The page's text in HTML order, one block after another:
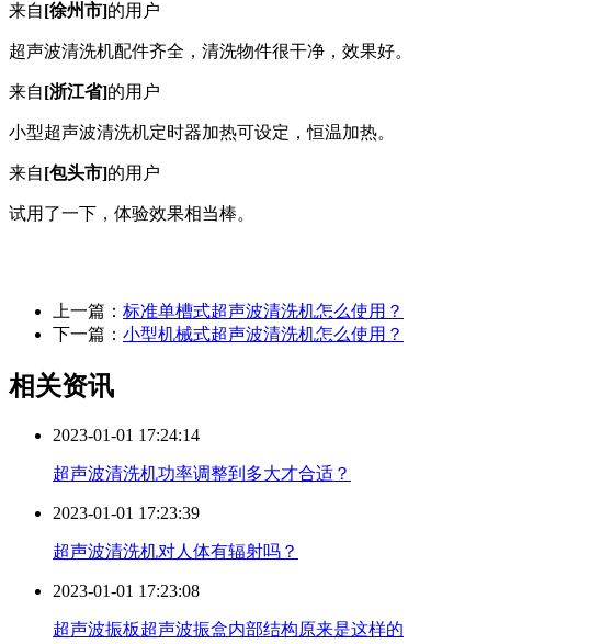
来自[徐州市]的用户
超声波清洗机配件齐全，清洗物件很干净，效果好。
来自[浙江省]的用户
小型超声波清洗机定时器加热可设定，恒温加热。
来自[包头市]的用户
试用了一下，体验效果相当棒。
上一篇： 标准单槽式超声波清洗机怎么使用？
下一篇： 小型机械式超声波清洗机怎么使用？
相关资讯
2023-01-01 17:24:14
超声波清洗机功率调整到多大才合适？
2023-01-01 17:23:39
超声波清洗机对人体有辐射吗？
2023-01-01 17:23:08
超声波振板超声波振盒内部结构原来是这样的